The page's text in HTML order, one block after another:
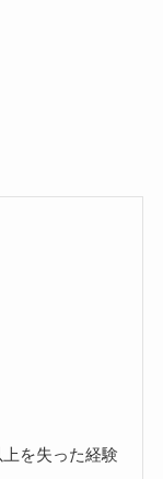
を失った経験